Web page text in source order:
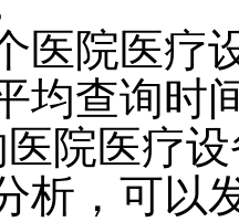
医院医疗
均查询时
医院医疗
析，可以